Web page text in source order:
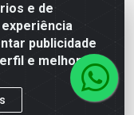
e de
publicidade
e melhorar a
408, KM 55, S/N -
000 - CNPJ: